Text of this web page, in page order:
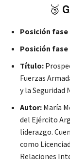
🥉
Posición fase
Posición fase
Título:
Fuerzas
y la Seguridad
Autor: María
del Ejército
liderazgo.
como
Relaciones